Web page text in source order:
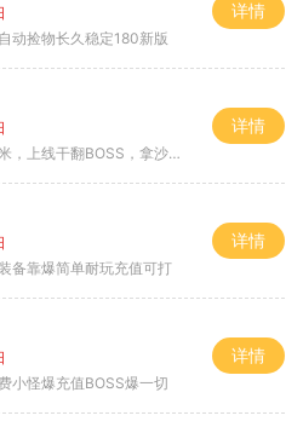
动捡物长久稳定180新版
详情
上线干翻BOSS，拿沙大奖
详情
备靠爆简单耐玩充值可打
详情
小怪爆充值BOSS爆一切
详情